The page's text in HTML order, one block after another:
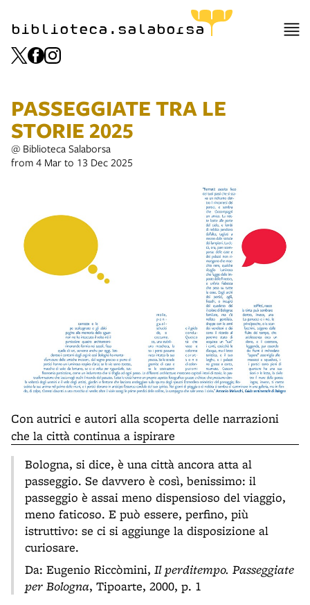
biblioteca.salaborsa
PASSEGGIATE TRA LE
STORIE 2025
@ Biblioteca Salaborsa
from 4 Mar to 13 Dec 2025
Con autrici e autori alla scoperta delle narrazioni
che la città continua a ispirare
Bologna, si dice, è una città ancora atta al
passeggio. Se davvero è così, benissimo: il
passeggio è assai meno dispensioso del viaggio,
meno faticoso. E può essere, perfino, più
istruttivo: se ci si aggiunge la disposizione al
curiosare.
Da: Eugenio Riccòmini, Il perditempo. Passeggiate
per Bologna, Tipoarte, 2000, p. 1